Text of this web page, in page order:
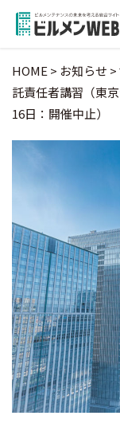
HOME > お知らせ >
託責任者講習（東
16日：開催中止）